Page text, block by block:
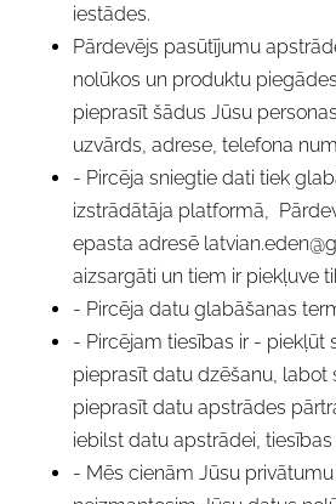
iestādes.
Pārdevējs pasūtījumu
nolūkos un produktu
pieprasīt šādus Jūsu
uzvārds, adrese, telefona
- Pircēja sniegtie dati tiek
izstrādātāja platformā,
epasta adresē
aizsargāti un tiem ir piekļuve
- Pircēja datu glabāšanas
- Pircējam tiesības ir - piekļūt
pieprasīt datu dzēšanu, labot
pieprasīt datu apstrādes
iebilst datu apstrādei,
- Mēs cienām Jūsu